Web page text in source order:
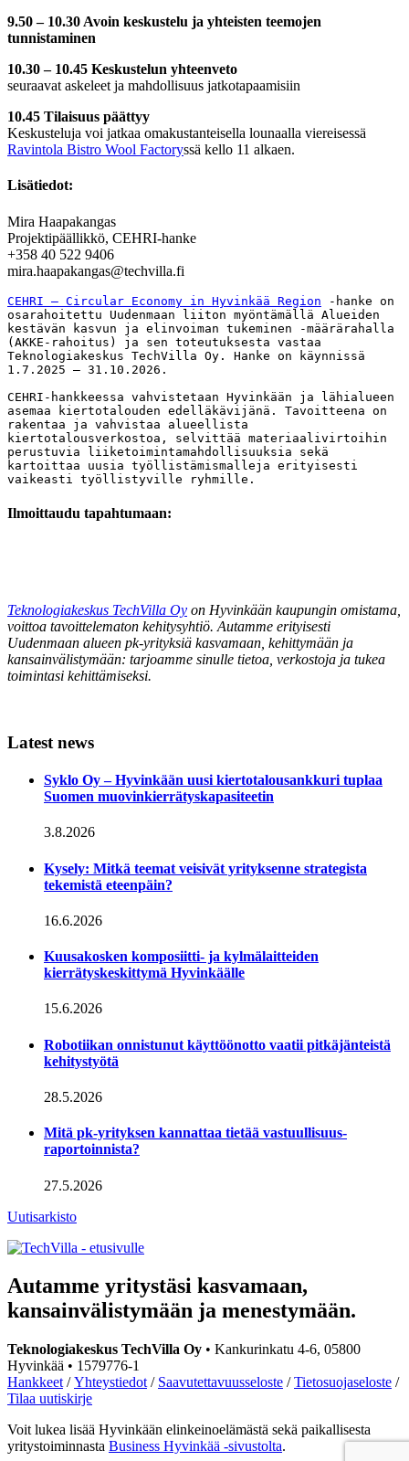
9.50 – 10.30 Avoin keskustelu ja yhteisten teemojen
tunnistaminen
10.30 – 10.45 Keskustelun yhteenveto
seuraavat askeleet ja mahdollisuus jatkotapaamisiin
10.45 Tilaisuus päättyy
Keskusteluja voi jatkaa omakustanteisella lounaalla viereisessä
Ravintola Bistro Wool Factoryssä kello 11 alkaen.
Lisätiedot:
Mira Haapakangas
Projektipäällikkö, CEHRI-hanke
+358 40 522 9406
mira.haapakangas@techvilla.fi
CEHRI – Circular Economy in Hyvinkää Region -hanke on
osarahoitettu Uudenmaan liiton myöntämällä Alueiden
kestävän kasvun ja elinvoiman tukeminen -määrärahalla
(AKKE-rahoitus) ja sen toteutuksesta vastaa
Teknologiakeskus TechVilla Oy. Hanke on käynnissä
1.7.2025 – 31.10.2026.
CEHRI-hankkeessa vahvistetaan Hyvinkään ja lähialueen
asemaa kiertotalouden edelläkävijänä. Tavoitteena on
rakentaa ja vahvistaa alueellista
kiertotalousverkostoa, selvittää materiaalivirtoihin
perustuvia liiketoimintamahdollisuuksia sekä
kartoittaa uusia työllistämismalleja erityisesti
vaikeasti työllistyville ryhmille.
Ilmoittaudu tapahtumaan:
Teknologiakeskus TechVilla Oy on Hyvinkään kaupungin omistama,
voittoa tavoittelematon kehitysyhtiö. Autamme erityisesti
Uudenmaan alueen pk-yrityksiä kasvamaan, kehittymään ja
kansainvälistymään: tarjoamme sinulle tietoa, verkostoja ja tukea
toimintasi kehittämiseksi.
Latest news
Syklo Oy – Hyvinkään uusi kiertotalousankkuri tuplaa
Suomen muovinkierrätyskapasiteetin
3.8.2026
Kysely: Mitkä teemat veisivät yrityksenne strategista
tekemistä eteenpäin?
16.6.2026
Kuusakosken komposiitti- ja kylmälaitteiden
kierrätyskeskittymä Hyvinkäälle
15.6.2026
Robotiikan onnistunut käyttöönotto vaatii pitkäjänteistä
kehitystyötä
28.5.2026
Mitä pk-yrityksen kannattaa tietää vastuullisuus­
raportoinnista?
27.5.2026
Uutisarkisto
link
link
Autamme yritystäsi kasvamaan,
kansainvälistymään ja menestymään.
Teknologiakeskus TechVilla Oy • Kankurinkatu 4-6, 05800
Hyvinkää • 1579776-1
Hankkeet /Yhteystiedot / Saavutettavuusseloste /Tietosuojaseloste /
Tilaa uutiskirje
Voit lukea lisää Hyvinkään elinkeinoelämästä sekä paikallisesta
yritystoiminnasta Business Hyvinkää -sivustolta.